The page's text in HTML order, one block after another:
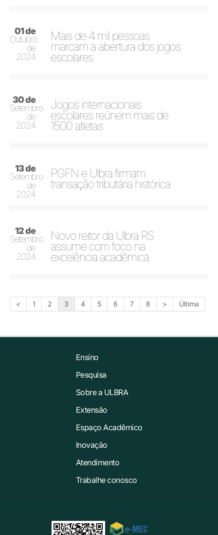
01 de
Outubro
de
2024
Mais de 4 mil pessoas
marcam a abertura dos jogos
escolares
30 de
Setembro
de
2024
Jogos internacionais
escolares reúnem mais de
1500 atletas
13 de
Setembro
de
2024
PGFN e Ulbra firmam
transação tributária histórica
12 de
Setembro
de
2024
Novo reitor da Ulbra RS
assume com foco na
excelência acadêmica
< 1 2 3 4 5 6 7 8 > Última
Ensino
Pesquisa
Sobre a ULBRA
Extensão
Espaço Acadêmico
Inovação
Atendimento
Trabalhe conosco